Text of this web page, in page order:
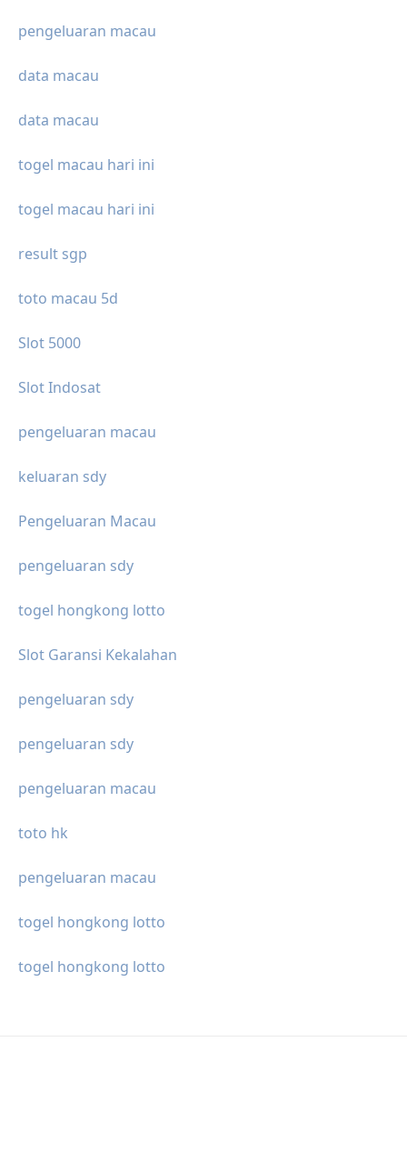
pengeluaran macau
data macau
data macau
togel macau hari ini
togel macau hari ini
result sgp
toto macau 5d
Slot 5000
Slot Indosat
pengeluaran macau
keluaran sdy
Pengeluaran Macau
pengeluaran sdy
togel hongkong lotto
Slot Garansi Kekalahan
pengeluaran sdy
pengeluaran sdy
pengeluaran macau
toto hk
pengeluaran macau
togel hongkong lotto
togel hongkong lotto